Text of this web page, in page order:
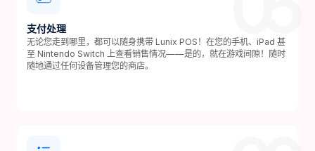
支付处理
无论您走到哪里，都可以随身携带 Lunix POS！在您的手机、iPad 甚
至 Nintendo Switch 上查看销售情况——是的，就在游戏间隙！随时
随地通过任何设备管理您的商店。